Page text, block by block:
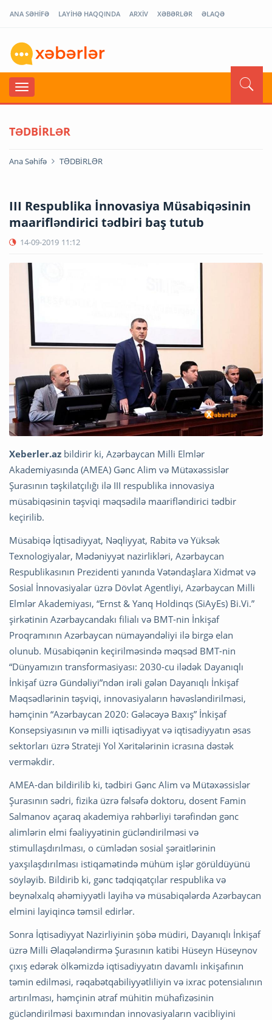
ANA SƏHİFƏ LAYİHƏ HAQQINDA ARXİV XƏBƏRLƏR ƏLAQƏ
TƏDBİRLƏR
Ana Səhifə TƏDBİRLƏR
III Respublika İnnovasiya Müsabiqəsinin
maarifləndirici tədbiri baş tutub
14-09-2019 11:12
Xeberler.az bildirir ki, Azərbaycan Milli Elmlər
Akademiyasında (AMEA) Gənc Alim və Mütəxəssislər
Şurasının təşkilatçılığı ilə III respublika innovasiya
müsabiqəsinin təşviqi məqsədilə maarifləndirici tədbir
keçirilib.
Müsabiqə İqtisadiyyat, Nəqliyyat, Rabitə və Yüksək
Texnologiyalar, Mədəniyyət nazirlikləri, Azərbaycan
Respublikasının Prezidenti yanında Vətəndaşlara Xidmət və
Sosial İnnovasiyalar üzrə Dövlət Agentliyi, Azərbaycan Milli
Elmlər Akademiyası, “Ernst & Yanq Holdinqs (SiAyEs) Bi.Vi.”
şirkətinin Azərbaycandakı filialı və BMT-nin İnkişaf
Proqramının Azərbaycan nümayəndəliyi ilə birgə elan
olunub. Müsabiqənin keçirilməsində məqsəd BMT-nin
“Dünyamızın transformasiyası: 2030-cu ilədək Dayanıqlı
İnkişaf üzrə Gündəliyi”ndən irəli gələn Dayanıqlı İnkişaf
Məqsədlərinin təşviqi, innovasiyaların həvəsləndirilməsi,
həmçinin “Azərbaycan 2020: Gələcəyə Baxış” İnkişaf
Konsepsiyasının və milli iqtisadiyyat və iqtisadiyyatın əsas
sektorları üzrə Strateji Yol Xəritələrinin icrasına dəstək
verməkdir.
AMEA-dan bildirilib ki, tədbiri Gənc Alim və Mütəxəssislər
Şurasının sədri, fizika üzrə fəlsəfə doktoru, dosent Famin
Salmanov açaraq akademiya rəhbərliyi tərəfindən gənc
alimlərin elmi fəaliyyətinin gücləndirilməsi və
stimullaşdırılması, o cümlədən sosial şəraitlərinin
yaxşılaşdırılması istiqamətində mühüm işlər görüldüyünü
söyləyib. Bildirib ki, gənc tədqiqatçılar respublika və
beynəlxalq əhəmiyyətli layihə və müsabiqələrdə Azərbaycan
elmini layiqincə təmsil edirlər.
Sonra İqtisadiyyat Nazirliyinin şöbə müdiri, Dayanıqlı İnkişaf
üzrə Milli Əlaqələndirmə Şurasının katibi Hüseyn Hüseynov
çıxış edərək ölkəmizdə iqtisadiyyatın davamlı inkişafının
təmin edilməsi, rəqabətqabiliyyətliliyin və ixrac potensialının
artırılması, həmçinin ətraf mühitin mühafizəsinin
gücləndirilməsi baxımından innovasiyaların vacibliyini